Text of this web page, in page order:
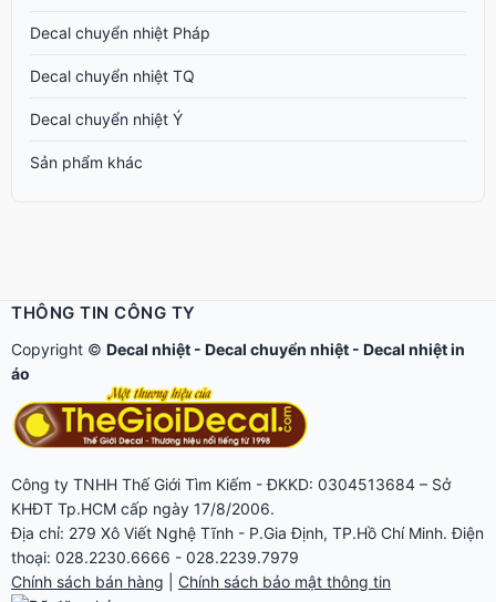
Decal chuyển nhiệt Pháp
Decal chuyển nhiệt TQ
Decal chuyển nhiệt Ý
Sản phẩm khác
THÔNG TIN CÔNG TY
Copyright © Decal nhiệt - Decal chuyển nhiệt - Decal nhiệt in
áo
Công ty TNHH Thế Giới Tìm Kiếm - ĐKKD: 0304513684 – Sở
KHĐT Tp.HCM cấp ngày 17/8/2006.
Địa chỉ: 279 Xô Viết Nghệ Tĩnh - P.Gia Định, TP.Hồ Chí Minh. Điện
thoại: 028.2230.6666 - 028.2239.7979
Chính sách bán hàng
Chính sách bảo mật thông tin